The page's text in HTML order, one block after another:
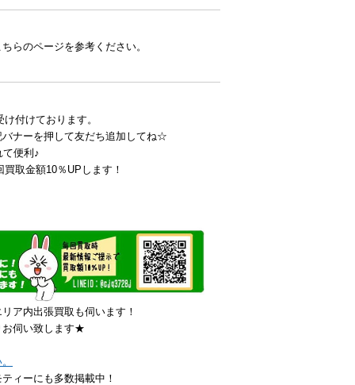
らのページを参考ください。
付けております。
ナーを押して友だち追加してね☆
て便利♪
取金額10％UPします！
ア内出張買取も伺います！
お伺い致します★
ィーにも多数掲載中！